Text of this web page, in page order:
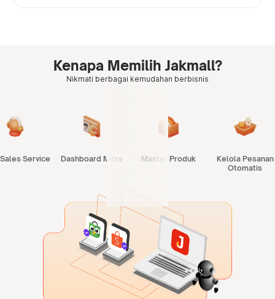
Kenapa Memilih Jakmall?
Nikmati berbagai kemudahan berbisnis
Service Dashboard Mitra Master Produk
Kelola Pesanan
Otomatis